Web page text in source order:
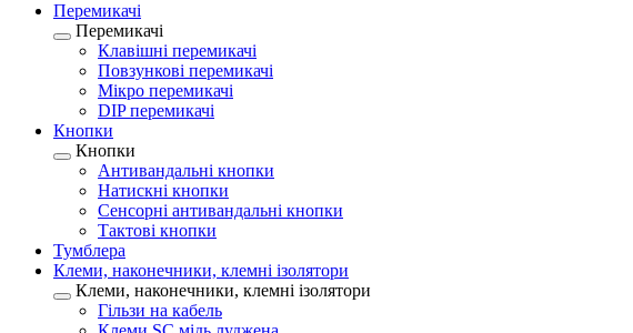
Перемикачі
Перемикачі
Клавішні перемикачі
Повзункові перемикачі
Мікро перемикачі
DIP перемикачі
Кнопки
Кнопки
Антивандальні кнопки
Натискні кнопки
Сенсорні антивандальні кнопки
Тактові кнопки
Тумблера
Клеми, наконечники, клемні ізолятори
Клеми, наконечники, клемні ізолятори
Гільзи на кабель